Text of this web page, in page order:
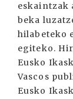
eskaintzak
beka
hilabeteko
egiteko.
Eusko
Vascos
Eusko